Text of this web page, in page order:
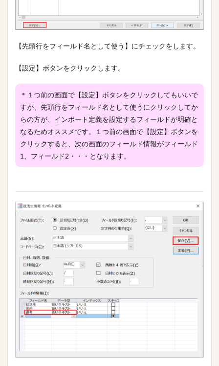
【先頭行をフィールド名として使う】にチェックをします。
【設定】ボタンをクリックします。
＊１つ前の画面で【設定】ボタンをクリックしてもいいで
すが、先頭行をフィールド名として使うにクリックしてか
らの方が、インポート定義を設定するフィールドが明確と
なるためオススメです。１つ前の画面で【設定】ボタンを
クリックすると、次の画面のフィールド情報がフィールド
1、フィールド2・・・となります。